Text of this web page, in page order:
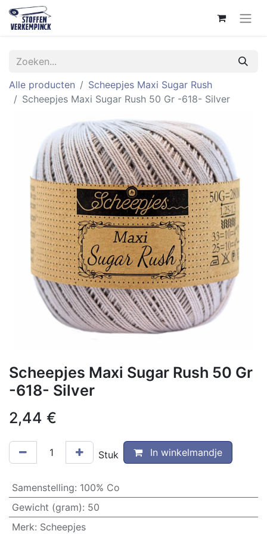
Alle producten
Scheepjes Maxi Sugar Rush
Scheepjes Maxi Sugar Rush 50 Gr -618- Silver
Scheepjes Maxi Sugar Rush 50 Gr
-618- Silver
2,44 €
Stuk In winkelmandje
Samenstelling: 100% Co
Gewicht (gram): 50
Merk: Scheepjes